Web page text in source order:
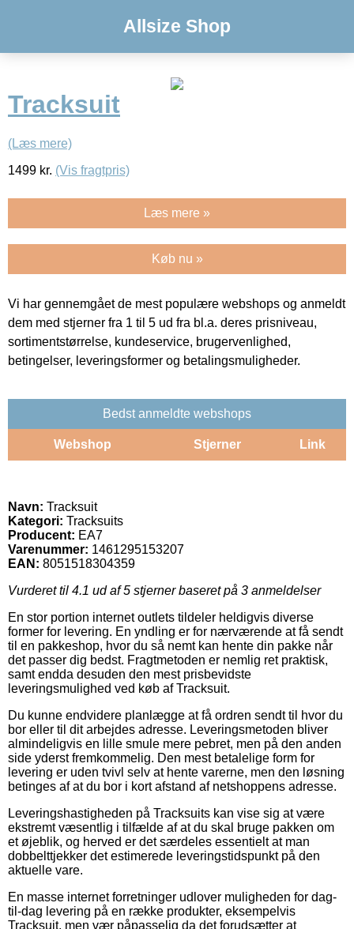
Allsize Shop
Tracksuit
(Læs mere)
1499 kr. (Vis fragtpris)
Læs mere »
Køb nu »
Vi har gennemgået de mest populære webshops og anmeldt
dem med stjerner fra 1 til 5 ud fra bl.a. deres prisniveau,
sortimentstørrelse, kundeservice, brugervenlighed,
betingelser, leveringsformer og betalingsmuligheder.
Bedst anmeldte webshops
Webshop Stjerner Link
Navn: Tracksuit
Kategori: Tracksuits
Producent: EA7
Varenummer: 1461295153207
EAN: 8051518304359
Vurderet til 4.1 ud af 5 stjerner baseret på 3 anmeldelser
En stor portion internet outlets tildeler heldigvis diverse
former for levering. En yndling er for nærværende at få sendt
til en pakkeshop, hvor du så nemt kan hente din pakke når
det passer dig bedst. Fragtmetoden er nemlig ret praktisk,
samt endda desuden den mest prisbevidste
leveringsmulighed ved køb af Tracksuit.
Du kunne endvidere planlægge at få ordren sendt til hvor du
bor eller til dit arbejdes adresse. Leveringsmetoden bliver
almindeligvis en lille smule mere pebret, men på den anden
side yderst fremkommelig. Den mest betalelige form for
levering er uden tvivl selv at hente varerne, men den løsning
betinges af at du bor i kort afstand af netshoppens adresse.
Leveringshastigheden på Tracksuits kan vise sig at være
ekstremt væsentlig i tilfælde af at du skal bruge pakken om
et øjeblik, og herved er det særdeles essentielt at man
dobbelttjekker det estimerede leveringstidspunkt på den
aktuelle vare.
En masse internet forretninger udlover muligheden for dag-
til-dag levering på en række produkter, eksempelvis
Tracksuit, men vær påpasselig da det forudsætter at